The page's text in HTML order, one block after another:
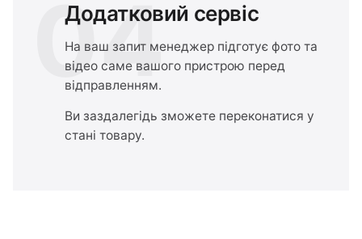
04
Додатковий сервіс
На ваш запит менеджер підготує фото та
відео саме вашого пристрою перед
відправленням.
Ви заздалегідь зможете переконатися у
стані товару.